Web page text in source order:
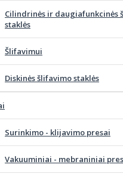
Cilindrinės ir daugiafunkcinės
staklės
Šlifavimui
Diskinės šlifavimo staklės
Surinkimo - klijavimo presai
Vakuuminiai - mebraniniai